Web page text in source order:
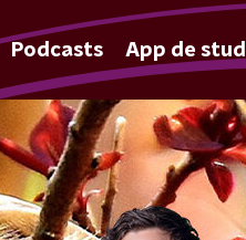
Podcasts App de